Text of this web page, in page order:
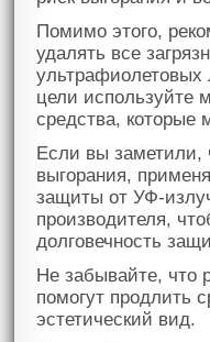
Помимо этого,
удалять все
цели используйте
средства, которые
Если вы заметили,
выгорания,
защиты от УФ-
производителя,
долговечность
Не забывайте, что
помогут продлить
эстетический вид.